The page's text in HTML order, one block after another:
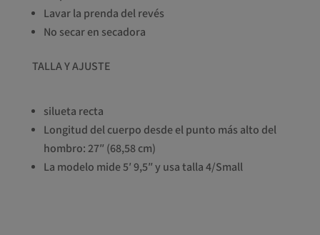
Lavar la prenda del revés
No secar en secadora
TALLA Y AJUSTE
silueta recta
Longitud del cuerpo desde el punto más alto del
hombro: 27″ (68,58 cm)
La modelo mide 5′ 9,5″ y usa talla 4/Small